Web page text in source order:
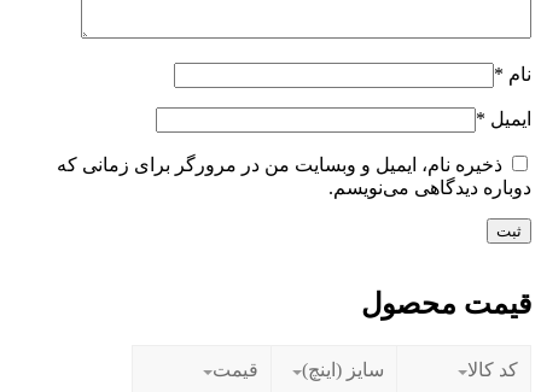
نام *
ایمیل *
ذخیره نام، ایمیل و وبسایت من در مرورگر برای زمانی که
دوباره دیدگاهی می‌نویسم.
قیمت محصول
کد کالا سایز (اینچ) قیمت